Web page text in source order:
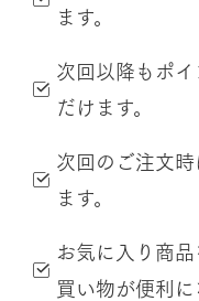
ます。
次回以降もポ
だけます。
次回のご注文
ます。
お気に入り商
買い物が便利に